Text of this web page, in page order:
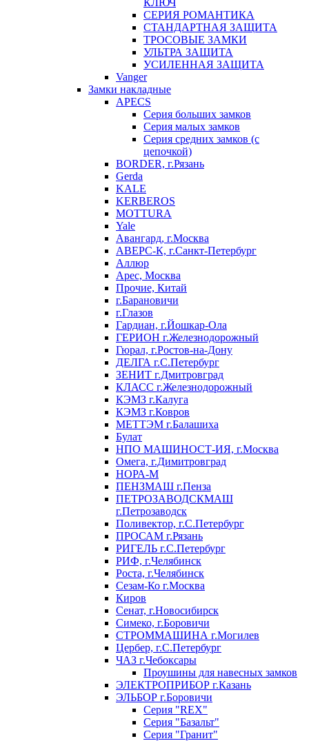
КЛЮЧ
СЕРИЯ РОМАНТИКА
СТАНДАРТНАЯ ЗАЩИТА
ТРОСОВЫЕ ЗАМКИ
УЛЬТРА ЗАЩИТА
УСИЛЕННАЯ ЗАЩИТА
Vanger
Замки накладные
APECS
Серия больших замков
Серия малых замков
Серия средних замков (с
цепочкой)
BORDER, г.Рязань
Gerda
KALE
KERBEROS
MOTTURA
Yale
Авангард, г.Москва
АВЕРС-К, г.Санкт-Петербург
Аллюр
Арес, Москва
Прочие, Китай
г.Барановичи
г.Глазов
Гардиан, г.Йошкар-Ола
ГЕРИОН г.Железнодорожный
Гюрал, г.Ростов-на-Дону
ДЕЛГА г.С.Петербург
ЗЕНИТ г.Дмитровград
КЛАСС г.Железнодорожный
КЭМЗ г.Калуга
КЭМЗ г.Ковров
МЕТТЭМ г.Балашиха
Булат
НПО МАШИНОСТ-ИЯ, г.Москва
Омега, г.Димитровград
НОРА-М
ПЕНЗМАШ г.Пенза
ПЕТРОЗАВОДСКМАШ
г.Петрозаводск
Поливектор, г.С.Петербург
ПРОСАМ г.Рязань
РИГЕЛЬ г.С.Петербург
РИФ, г.Челябинск
Роста, г.Челябинск
Сезам-Ко г.Москва
Киров
Сенат, г.Новосибирск
Симеко, г.Боровичи
СТРОММАШИНА г.Могилев
Цербер, г.С.Петербург
ЧАЗ г.Чебоксары
Проушины для навесных замков
ЭЛЕКТРОПРИБОР г.Казань
ЭЛЬБОР г.Боровичи
Серия "REX"
Серия "Базальт"
Серия "Гранит"